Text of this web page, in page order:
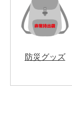
防災グッズ